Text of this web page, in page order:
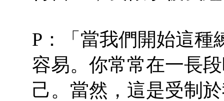
P：「當我們開始這種
容易。你常常在一長
己。當然，這是受制